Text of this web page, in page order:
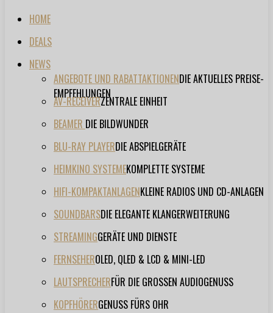
HOME
DEALS
NEWS
ANGEBOTE UND RABATTAKTIONENDIE AKTUELLES PREISE-
EMPFEHLUNGEN
AV-RECEIVERZENTRALE EINHEIT
BEAMER DIE BILDWUNDER
BLU-RAY PLAYERDIE ABSPIELGERÄTE
HEIMKINO SYSTEMEKOMPLETTE SYSTEME
HIFI-KOMPAKTANLAGENKLEINE RADIOS UND CD-ANLAGEN
SOUNDBARSDIE ELEGANTE KLANGERWEITERUNG
STREAMINGGERÄTE UND DIENSTE
FERNSEHEROLED, QLED & LCD & MINI-LED
LAUTSPRECHERFÜR DIE GROSSEN AUDIOGENUSS
KOPFHÖRERGENUSS FÜRS OHR